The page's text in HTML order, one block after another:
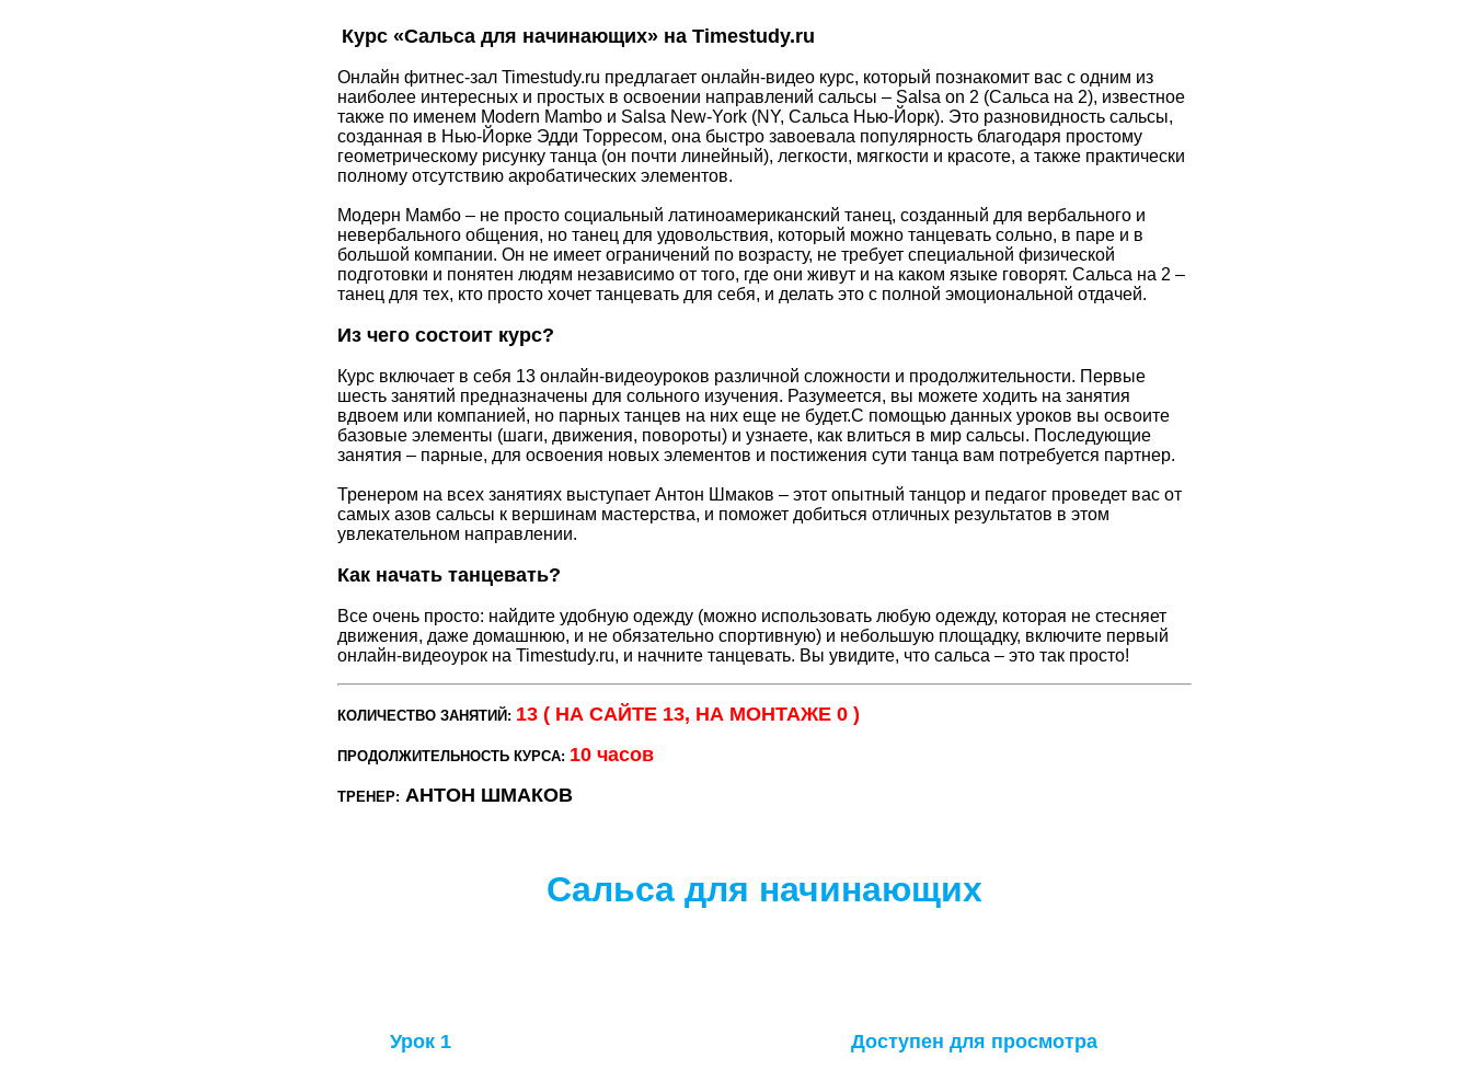
Курс «Сальса для начинающих» на Timestudy.ru
Онлайн фитнес-зал Timestudy.ru предлагает онлайн-видео курс, который познакомит вас с одним из
наиболее интересных и простых в освоении направлений сальсы – Salsa on 2 (Сальса на 2), известное
также по именем Modern Mambo и Salsa New-York (NY, Сальса Нью-Йорк). Это разновидность сальсы,
созданная в Нью-Йорке Эдди Торресом, она быстро завоевала популярность благодаря простому
геометрическому рисунку танца (он почти линейный), легкости, мягкости и красоте, а также практически
полному отсутствию акробатических элементов.
Модерн Мамбо – не просто социальный латиноамериканский танец, созданный для вербального и
невербального общения, но танец для удовольствия, который можно танцевать сольно, в паре и в
большой компании. Он не имеет ограничений по возрасту, не требует специальной физической
подготовки и понятен людям независимо от того, где они живут и на каком языке говорят. Сальса на 2 –
танец для тех, кто просто хочет танцевать для себя, и делать это с полной эмоциональной отдачей.
Из чего состоит курс?
Курс включает в себя 13 онлайн-видеоуроков различной сложности и продолжительности. Первые
шесть занятий предназначены для сольного изучения. Разумеется, вы можете ходить на занятия
вдвоем или компанией, но парных танцев на них еще не будет.С помощью данных уроков вы освоите
базовые элементы (шаги, движения, повороты) и узнаете, как влиться в мир сальсы. Последующие
занятия – парные, для освоения новых элементов и постижения сути танца вам потребуется партнер.
Тренером на всех занятиях выступает Антон Шмаков – этот опытный танцор и педагог проведет вас от
самых азов сальсы к вершинам мастерства, и поможет добиться отличных результатов в этом
увлекательном направлении.
Как начать танцевать?
Все очень просто: найдите удобную одежду (можно использовать любую одежду, которая не стесняет
движения, даже домашнюю, и не обязательно спортивную) и небольшую площадку, включите первый
онлайн-видеоурок на Timestudy.ru, и начните танцевать. Вы увидите, что сальса – это так просто!
КОЛИЧЕСТВО ЗАНЯТИЙ: 13 ( НА САЙТЕ 13, НА МОНТАЖЕ 0 )
ПРОДОЛЖИТЕЛЬНОСТЬ КУРСА: 10 часов
ТРЕНЕР: АНТОН ШМАКОВ
Сальса для начинающих
Урок 1 Доступен для просмотра